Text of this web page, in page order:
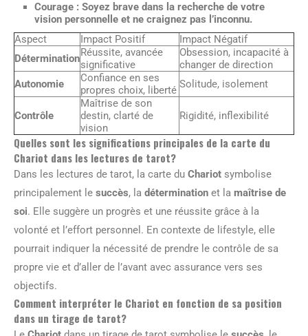
Courage : Soyez brave dans la recherche de votre
vision personnelle et ne craignez pas l’inconnu.
Aspect
Impact Positif
Impact Négatif
DéterminationRéussite, avancée
significative
Obsession, incapacité à
changer de direction
Autonomie
Confiance en ses
propres choix, liberté Solitude, isolement
Contrôle
Maîtrise de son
destin, clarté de
vision
Rigidité, inflexibilité
Quelles sont les significations principales de la carte du
Chariot dans les lectures de tarot?
Dans les lectures de tarot, la carte du Chariot symbolise
principalement le succès, la détermination et la maîtrise de
soi. Elle suggère un progrès et une réussite grâce à la
volonté et l’effort personnel. En contexte de lifestyle, elle
pourrait indiquer la nécessité de prendre le contrôle de sa
propre vie et d’aller de l’avant avec assurance vers ses
objectifs.
Comment interpréter le Chariot en fonction de sa position
dans un tirage de tarot?